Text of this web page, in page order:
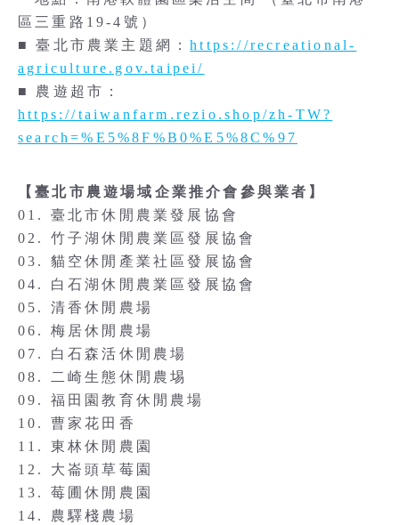
區三重路19-4號）
■ 臺北市農業主題網：https://recreational-
agriculture.gov.taipei/
■ 農遊超市：
https://taiwanfarm.rezio.shop/zh-TW?
search=%E5%8F%B0%E5%8C%97
【臺北市農遊場域企業推介會參與業者】
01. 臺北市休閒農業發展協會
02. 竹子湖休閒農業區發展協會
03. 貓空休閒產業社區發展協會
04. 白石湖休閒農業區發展協會
05. 清香休閒農場
06. 梅居休閒農場
07. 白石森活休閒農場
08. 二崎生態休閒農埸
09. 福田園教育休閒農場
10. 曹家花田香
11. 東林休閒農園
12. 大崙頭草莓園
13. 莓圃休閒農園
14. 農驛棧農場